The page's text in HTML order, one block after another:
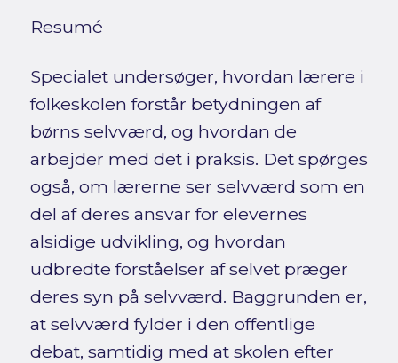
Resumé
Specialet undersøger, hvordan lærere i
folkeskolen forstår betydningen af
børns selvværd, og hvordan de
arbejder med det i praksis. Det spørges
også, om lærerne ser selvværd som en
del af deres ansvar for elevernes
alsidige udvikling, og hvordan
udbredte forståelser af selvet præger
deres syn på selvværd. Baggrunden er,
at selvværd fylder i den offentlige
debat, samtidig med at skolen efter